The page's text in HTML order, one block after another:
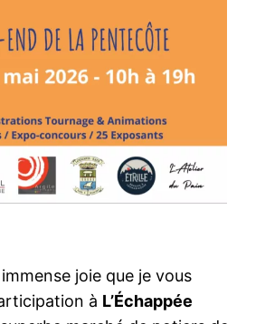
immense joie que je vous
à L’Échappée